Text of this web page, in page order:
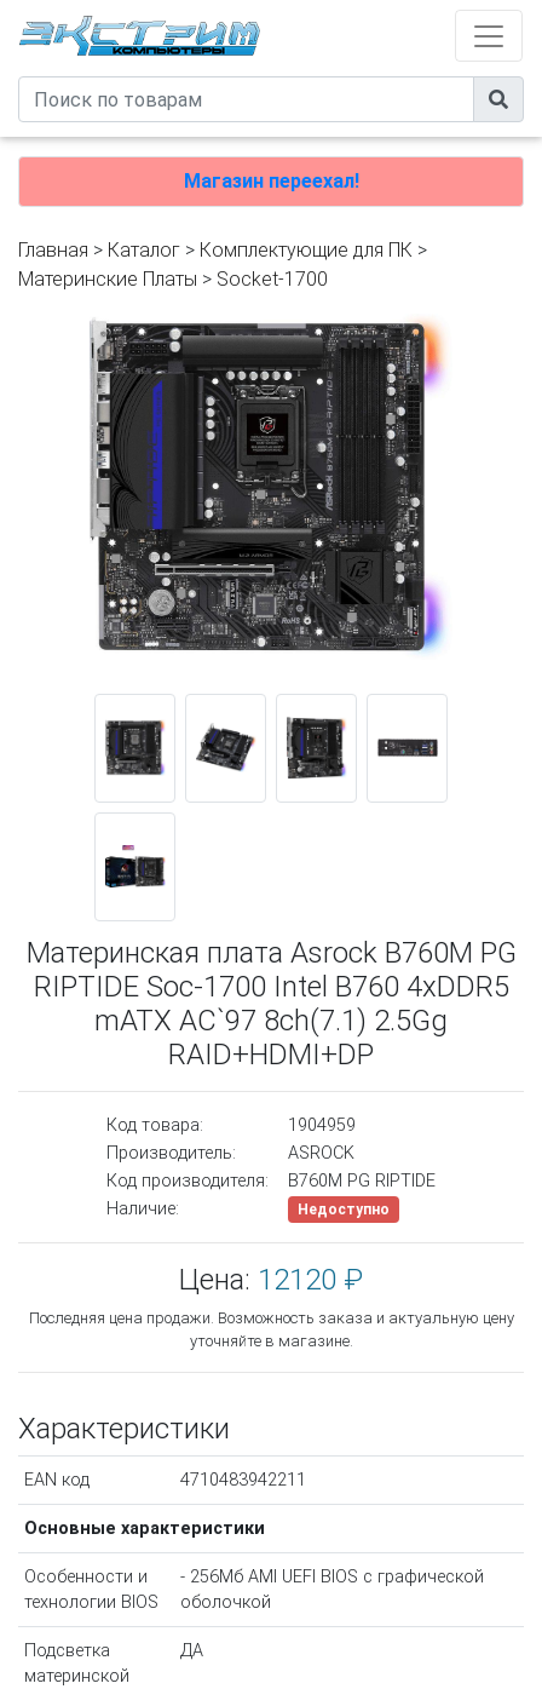
Магазин переехал!
Главная > Каталог > Комплектующие для ПК >
Материнские Платы > Socket-1700
Материнская плата Asrock B760M PG
RIPTIDE Soc-1700 Intel B760 4xDDR5
mATX AC`97 8ch(7.1) 2.5Gg
RAID+HDMI+DP
Код товара:
1904959
Производитель:
ASROCK
Код производителя:
B760M PG RIPTIDE
Наличие:
Недоступно
Цена: 12120 ₽
Последняя цена продажи. Возможность заказа и актуальную цену
уточняйте в магазине.
Характеристики
EAN код 4710483942211
Основные характеристики
Особенности и
технологии BIOS
- 256Мб AMI UEFI BIOS с графической
оболочкой
Подсветка
материнской
ДА